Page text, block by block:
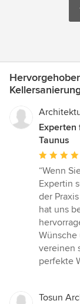
Taunus
5
von
5
Sternen
“Wenn
Expertin
der
hat uns
vereinen
perfekte
Tosun